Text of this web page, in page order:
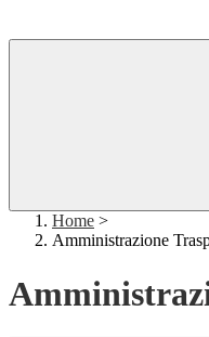
Home >
Amministrazione